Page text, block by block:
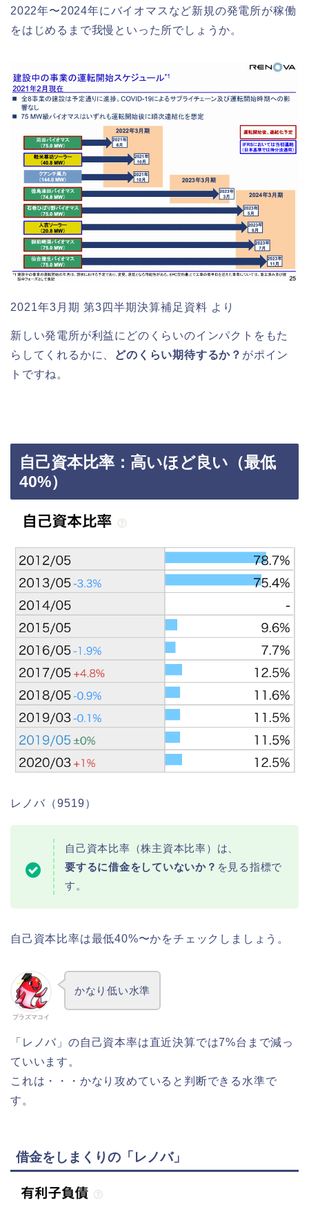
2022年〜2024年にバイオマスなど新規の発電所が稼働
をはじめるまで我慢といった所でしょうか。
2021年3月期 第3四半期決算補足資料 より
新しい発電所が利益にどのくらいのインパクトをもた
らしてくれるかに、
どのくらい期待するか？ がポイン
トですね。
自己資本比率：高いほど良い（最低
40%）
レノバ（9519）
自己資本比率（株主資本比率）は、
要するに借金をしていないか？ を見る指標で
す。
自己資本比率は最低40%〜かをチェックしましょう。
プラズマコイ
かなり低い水準
「レノバ」の自己資本率は直近決算では7%台まで減っ
ていいます。
これは・・・かなり攻めていると判断できる水準で
す。
借金をしまくりの「レノバ」